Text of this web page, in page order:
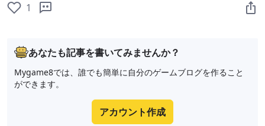
1
あなたも記事を書いてみませんか？
Mygame8では、誰でも簡単に自分のゲームブログを作ること
ができます。
アカウント作成